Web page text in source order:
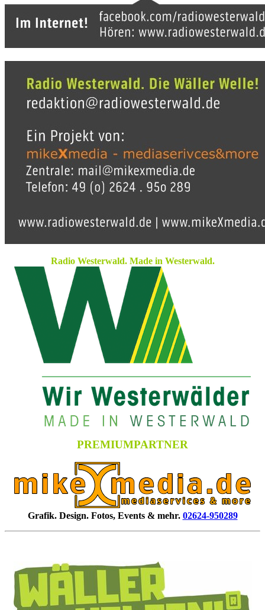
Radio Westerwald. Made in Westerwald.
PREMIUMPARTNER
Grafik. Design. Fotos, Events & mehr. 02624-950289